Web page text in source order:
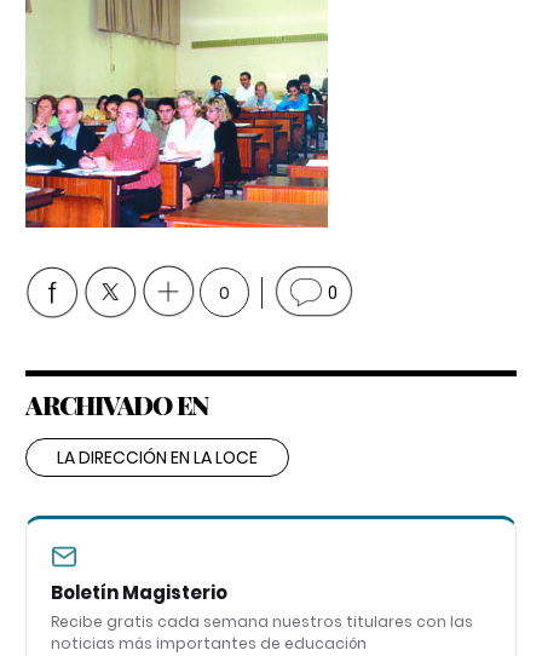
0 0
ARCHIVADO EN
LA DIRECCIÓN EN LA LOCE
Boletín Magisterio
Recibe gratis cada semana nuestros titulares con las
noticias más importantes de educación